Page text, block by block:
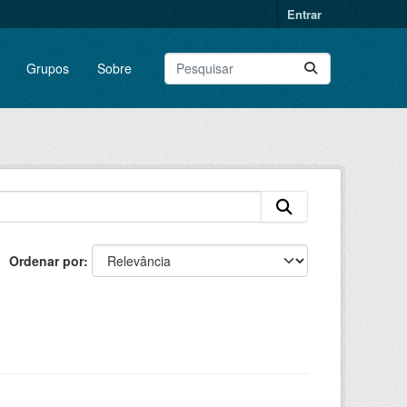
Entrar
Grupos Sobre
Ordenar por